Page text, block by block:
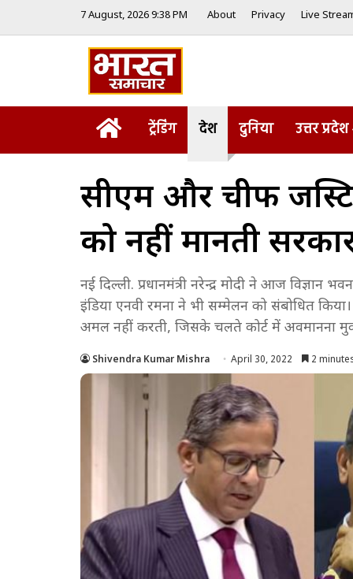
7 August, 2026 9:38 PM About Privacy Live
Homeट्रेंडिंग देश दुनिया उत्तर प्रदेश
सीएम और चीफ
को नहीं मानती
नई दिल्ली. प्रधानमंत्री नरेन्द्र मोदी ने आज विज्ञान
इंडिया एनवी रमना ने भी सम्मेलन को संबोधित
अमल नहीं करती, जिसके चलते कोर्ट में अवमानना
Shivendra Kumar Mishra April 30, 2022 2